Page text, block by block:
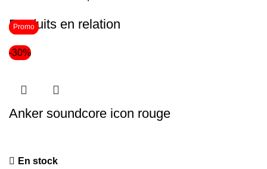
Produits en relation
-30%
Promo
Anker soundcore icon rouge
En stock
Promo